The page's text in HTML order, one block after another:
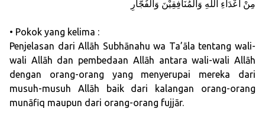
مِنْ أَعْدَاءِ اللهِ وَالْمُنَافِقِيْنَ وَالْفُجَّارِ
• Pokok yang kelima :
Penjelasan dari Allāh Subhānahu wa Ta’āla tentang wali-
wali Allāh dan pembedaan Allāh antara wali-wali Allāh
dengan orang-orang yang menyerupai mereka dari
musuh-musuh Allāh baik dari kalangan orang-orang
munāfiq maupun dari orang-orang fujjār.